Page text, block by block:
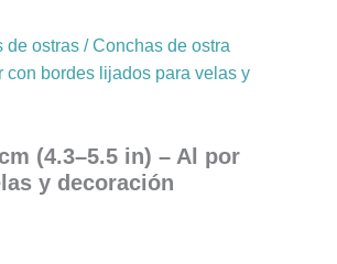
de ostras / Conchas de ostra
con bordes lijados para velas y
(4.3–5.5 in) – Al por
y decoración